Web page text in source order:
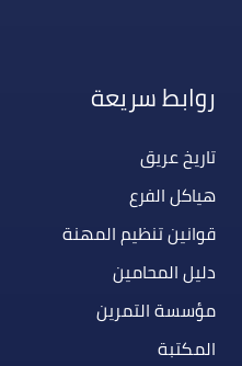
روابط سريعة
تاريخ عريق
هياكل الفرع
قوانين تنظيم المهنة
دليل المحامين
مؤسسة التمرين
المكتبة